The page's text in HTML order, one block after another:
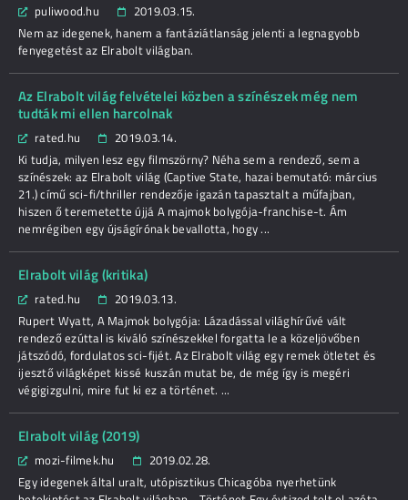
puliwood.hu
2019.03.15.
Nem az idegenek, hanem a fantáziátlanság jelenti a legnagyobb
fenyegetést az Elrabolt világban.
Az Elrabolt világ felvételei közben a színészek még nem
tudták mi ellen harcolnak
rated.hu
2019.03.14.
Ki tudja, milyen lesz egy filmszörny? Néha sem a rendező, sem a
színészek: az Elrabolt világ (Captive State, hazai bemutató: március
21.) című sci-fi/thriller rendezője igazán tapasztalt a műfajban,
hiszen ő teremetette újjá A majmok bolygója-franchise-t. Ám
nemrégiben egy újságírónak bevallotta, hogy ...
Elrabolt világ (kritika)
rated.hu
2019.03.13.
Rupert Wyatt, A Majmok bolygója: Lázadással világhírűvé vált
rendező ezúttal is kiváló színészekkel forgatta le a közeljövőben
játszódó, fordulatos sci-fijét. Az Elrabolt világ egy remek ötletet és
ijesztő világképet kissé kuszán mutat be, de még így is megéri
végigizgulni, mire fut ki ez a történet. ...
Elrabolt világ (2019)
mozi-filmek.hu
2019.02.28.
Egy idegenek által uralt, utópisztikus Chicagóba nyerhetünk